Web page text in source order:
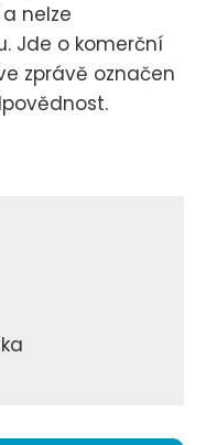
nelze
Jde o komerční
zprávě označen